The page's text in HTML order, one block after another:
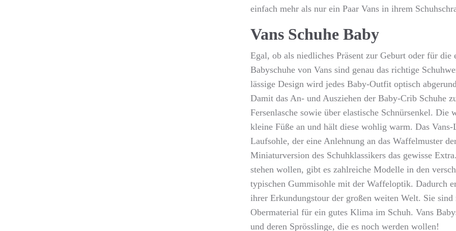
einfach mehr als nur ein Paar Vans in ihrem
Vans Schuhe Baby
Egal, ob als niedliches Präsent zur Geburt oder für
Babyschuhe von Vans sind genau das richtige
lässige Design wird jedes Baby-Outfit optisch
Damit das An- und Ausziehen der Baby-Crib Schuhe
Fersenlasche sowie über elastische Schnürsenkel. Die
kleine Füße an und hält diese wohlig warm. Das
Laufsohle, der eine Anlehnung an das Waffelmuster
Miniaturversion des Schuhklassikers das gewisse
stehen wollen, gibt es zahlreiche Modelle in den
typischen Gummisohle mit der Waffeloptik. Dadurch
ihrer Erkundungstour der großen weiten Welt. Sie
Obermaterial für ein gutes Klima im Schuh. Vans
und deren Sprösslinge, die es noch werden wollen!